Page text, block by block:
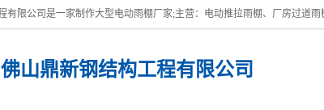
佛山鼎新钢结构工程有限公司